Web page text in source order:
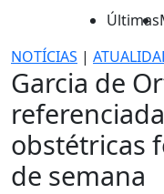
Últimas
NOTÍCIAS |
Garcia de
obstétricas
de semana